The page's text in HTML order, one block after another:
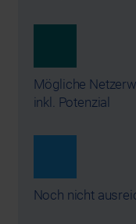
Mögliche
inkl. Potenzial
Noch nicht